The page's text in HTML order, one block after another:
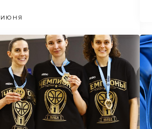
ИЮНЯ